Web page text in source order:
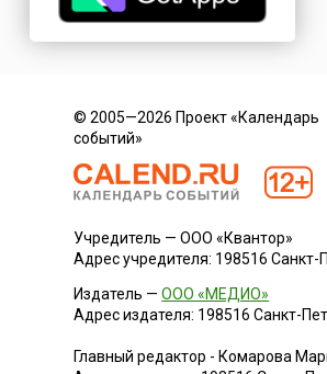
© 2005—2026 Проект «Календарь
событий»
Учредитель — ООО «Квантор»
Адрес учредителя: 198516 Санкт-
Издатель —ООО «МЕДИО»
Адрес издателя: 198516 Санкт-
Главный редактор - Комарова